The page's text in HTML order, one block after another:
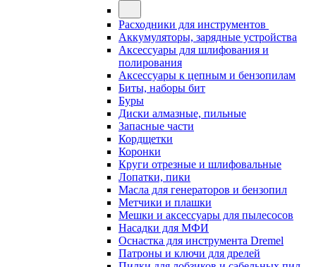
Расходники для инструментов
Аккумуляторы, зарядные устройства
Аксессуары для шлифования и
полирования
Аксессуары к цепным и бензопилам
Биты, наборы бит
Буры
Диски алмазные, пильные
Запасные части
Кордщетки
Коронки
Круги отрезные и шлифовальные
Лопатки, пики
Масла для генераторов и бензопил
Метчики и плашки
Мешки и аксессуары для пылесосов
Насадки для МФИ
Оснастка для инструмента Dremel
Патроны и ключи для дрелей